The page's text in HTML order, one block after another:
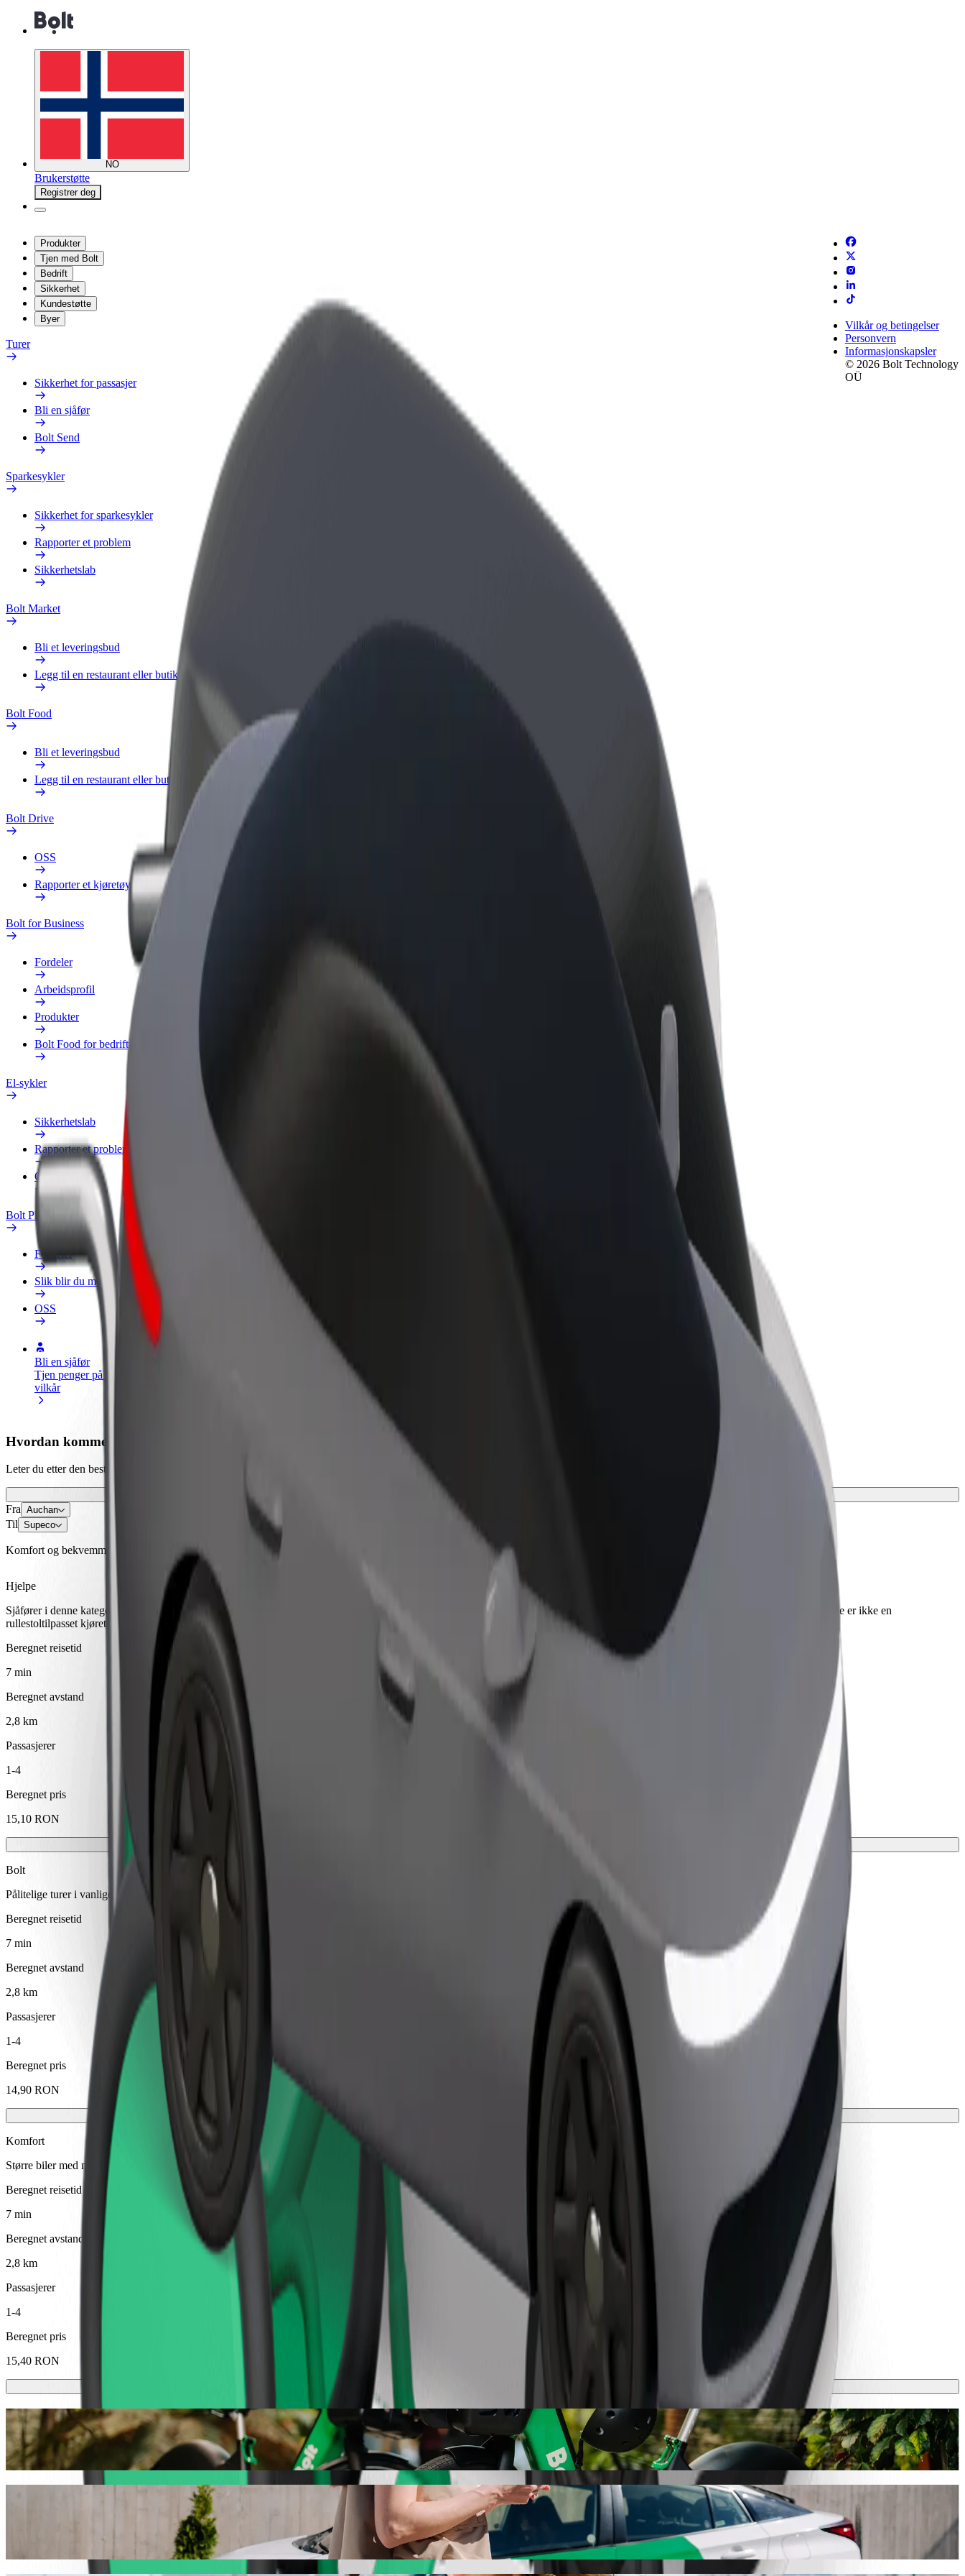
NO
Brukerstøtte
Registrer deg
Produkter
Tjen med Bolt
Bedrift
Sikkerhet
Kundestøtte
Byer
Turer
Sikkerhet for passasjer
Bli en sjåfør
Bolt Send
Sparkesykler
Sikkerhet for sparkesykler
Rapporter et problem
Sikkerhetslab
Bolt Market
Bli et leveringsbud
Legg til en restaurant eller butikk
Bolt Food
Bli et leveringsbud
Legg til en restaurant eller butikk
Bolt Drive
OSS
Rapporter et kjøretøy
Bolt for Business
Fordeler
Arbeidsprofil
Produkter
Bolt Food for bedrifter
El-sykler
Sikkerhetslab
Rapporter et problem
OSS
Bolt Pluss
Fordeler
Slik blir du med
OSS
Bli en sjåfør
Tjen penger på egne
vilkår
Legg til en restaurant eller butikk
Nå ut til flere kunder og øk
Bolt-produkter og tjenester oppskalert for
Vilkår og betingelser
Personvern
Informasjonskapsler
© 2026 Bolt Technology
OÜ
Hvordan komme seg fra Auchan til Supeco
Leter du etter den beste måten å reise fra Auchan til Supeco? Utforsk tjenestene våre og finn den perfekte turen.
Fra Auchan
Til Supeco
Komfort og bekvemmelighet er bare noen trykk unna!
Hjelpe
Sjåfører i denne kategorien kan hjelpe eldre og personer med funksjonsnedsettelser. Hvis du har spesielle ønsker, gi sjåføren beskjed før henting. Rullestoler må være sammenfoldet (dette er ikke en
rullestoltilpasset kjøretøy-tjeneste).
Beregnet reisetid
7 min
Beregnet avstand
2,8 km
Passasjerer
1-4
Beregnet pris
15,10 RON
Bolt
Pålitelige turer i vanlige, mellomstore biler.
Beregnet reisetid
7 min
Beregnet avstand
2,8 km
Passasjerer
1-4
Beregnet pris
14,90 RON
Komfort
Større biler med mer ben- og oppbevaringsplass
Beregnet reisetid
7 min
Beregnet avstand
2,8 km
Passasjerer
1-4
Beregnet pris
15,40 RON
Sparkesykler eller el-sykler
Kom deg rundt i Baia Mare med sparkesykler eller el-sykler
Last ned Bolt-appen
Reis fra Auchan til Supeco med Bolt samkjøring
Vi anbefaler at du velger Bolt samkjøring hvis du leter etter den beste prisen for å reise til Supeco. Ved å bruke Bolt tar denne turen ca. 7 min og koster omtrent 14,90 RON RON. Uansett hva som skjer finner vi
det perfekte kjøretøyet til deg.